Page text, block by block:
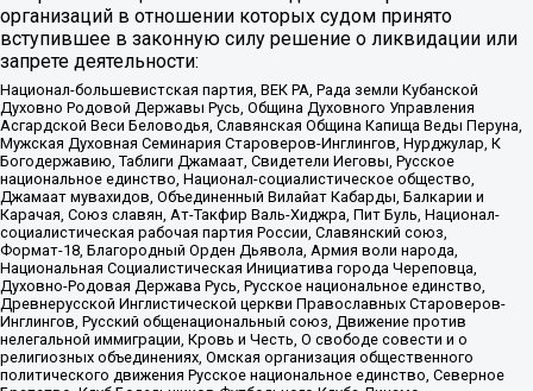
организаций в отношении которых судом принято
вступившее в законную силу решение о ликвидации или
запрете деятельности:
Национал-большевистская партия, ВЕК РА, Рада земли Кубанской
Духовно Родовой Державы Русь, Община Духовного Управления
Асгардской Веси Беловодья, Славянская Община Капища Веды Перуна,
Мужская Духовная Семинария Староверов-Инглингов, Нурджулар, К
Богодержавию, Таблиги Джамаат, Свидетели Иеговы, Русское
национальное единство, Национал-социалистическое общество,
Джамаат мувахидов, Объединенный Вилайат Кабарды, Балкарии и
Карачая, Союз славян, Ат-Такфир Валь-Хиджра, Пит Буль, Национал-
социалистическая рабочая партия России, Славянский союз,
Формат-18, Благородный Орден Дьявола, Армия воли народа,
Национальная Социалистическая Инициатива города Череповца,
Духовно-Родовая Держава Русь, Русское национальное единство,
Древнерусской Инглистической церкви Православных Староверов-
Инглингов, Русский общенациональный союз, Движение против
нелегальной иммиграции, Кровь и Честь, О свободе совести и о
религиозных объединениях, Омская организация общественного
политического движения Русское национальное единство, Северное